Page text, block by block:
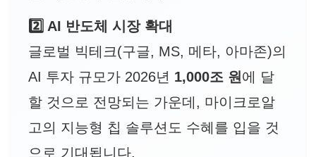
2️⃣ AI 반도체 시장 확대
글로벌 빅테크(구글, MS, 메타, 아마존)의
AI 투자 규모가 2026년 1,000조 원에 달
할 것으로 전망되는 가운데, 마이크로알
고의 지능형 칩 솔루션도 수혜를 입을 것
으로 기대됩니다.